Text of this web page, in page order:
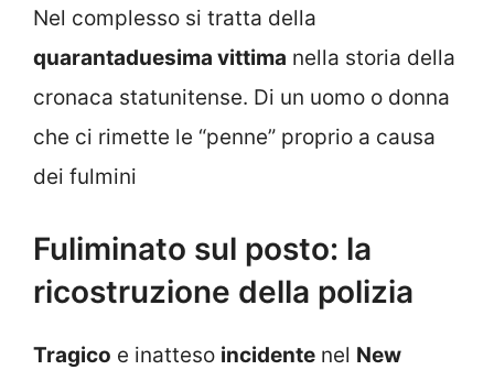
Nel complesso si tratta della
quarantaduesima vittima nella storia della
cronaca statunitense. Di un uomo o donna
che ci rimette le “penne” proprio a causa
dei fulmini
Fuliminato sul posto: la
ricostruzione della polizia
Tragico e inatteso incidente nel New